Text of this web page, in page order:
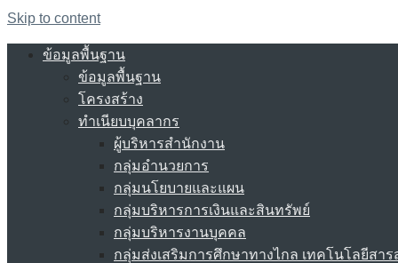
Skip to content
ข้อมูลพื้นฐาน
ข้อมูลพื้นฐาน
โครงสร้าง
ทำเนียบบุคลากร
ผู้บริหารสำนักงาน
กลุ่มอำนวยการ
กลุ่มนโยบายและแผน
กลุ่มบริหารการเงินและสินทรัพย์
กลุ่มบริหารงานบุคคล
กลุ่มส่งเสริมการศึกษาทางไกล เทคโนโลยีสา